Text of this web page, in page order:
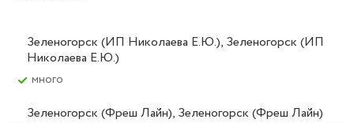
Зеленогорск (ИП Николаева Е.Ю.), Зеленогорск (ИП
Николаева Е.Ю.)
Много
Зеленогорск (Фреш Лайн), Зеленогорск (Фреш Лайн)